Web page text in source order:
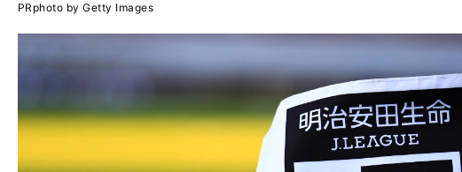
バ
PR photo by Getty Images